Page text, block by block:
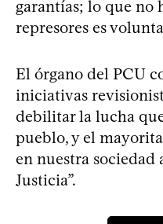
garantías; lo que no
represores es
El órgano del PCU
iniciativas
debilitar la lucha
pueblo, y el
en nuestra sociedad
Justicia”.